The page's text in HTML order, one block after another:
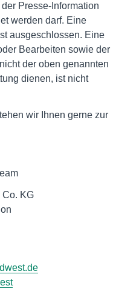
Presse-Information
werden darf. Eine
ausgeschlossen. Eine
Bearbeiten sowie der
der oben genannten
dienen, ist nicht
wir Ihnen gerne zur
Co. KG